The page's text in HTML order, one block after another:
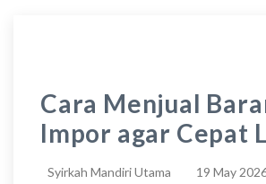
Cara Menjual
Impor agar Cepat
Syirkah Mandiri Utama 19 May